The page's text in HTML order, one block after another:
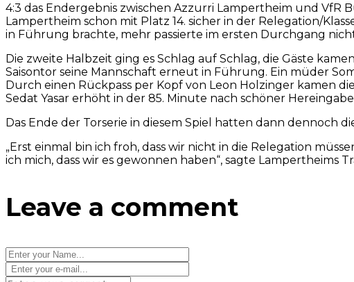
4:3 das Endergebnis zwischen Azzurri Lampertheim und VfR
Lampertheim schon mit Platz 14. sicher in der Relegation/
in Führung brachte, mehr passierte im ersten Durchgang
Die zweite Halbzeit ging es Schlag auf Schlag, die Gäste
Saisontor seine Mannschaft erneut in Führung. Ein müder
Durch einen Rückpass per Kopf von Leon Holzinger kamen
Sedat Yasar erhöht in der 85. Minute nach schöner
Das Ende der Torserie in diesem Spiel hatten dann dennoch
„Erst einmal bin ich froh, dass wir nicht in die Relegation
ich mich, dass wir es gewonnen haben“, sagte Lampertheims
Leave a comment